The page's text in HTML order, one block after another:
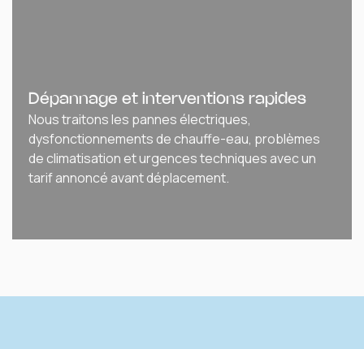
Dépannage et interventions rapides
Nous traitons les pannes électriques,
dysfonctionnements de chauffe-eau, problèmes
de climatisation et urgences techniques avec un
tarif annoncé avant déplacement.